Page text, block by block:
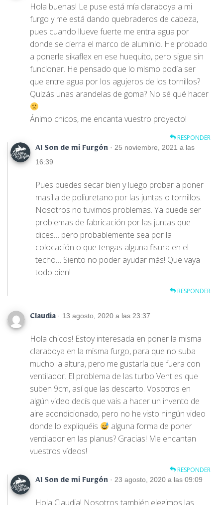
Hola buenas! Le puse está mía claraboya a mi
furgo y me está dando quebraderos de cabeza,
pues cuando llueve fuerte me entra agua por
donde se cierra el marco de aluminio. He probado
a ponerle sikaflex en ese huequito, pero sigue sin
funcionar. He pensado que lo mismo podía ser
que entre agua por los agujeros de los tornillos?
Quizás unas arandelas de goma? No sé qué hacer
Ánimo chicos, me encanta vuestro proyecto!
RESPONDER
Al Son de mi Furgón · 25 noviembre, 2021 a las
16:39
Pues puedes secar bien y luego probar a poner
masilla de poliuretano por las juntas o tornillos.
Nosotros no tuvimos problemas. Ya puede ser
problemas de fabricación por las juntas que
dices… pero probablemente sea por la
colocación o que tengas alguna fisura en el
techo… Siento no poder ayudar más! Que vaya
todo bien!
RESPONDER
Claudia · 13 agosto, 2020 a las 23:37
Hola chicos! Estoy interesada en poner la misma
claraboya en la misma furgo, para que no suba
mucho la altura, pero me gustaría que fuera con
ventilador. El problema de las turbo Vent es que
suben 9cm, así que las descarto. Vosotros en
algún video decís que vais a hacer un invento de
aire acondicionado, pero no he visto ningún video
donde lo expliquéis
alguna forma de poner
ventilador en las planus? Gracias! Me encantan
vuestros vídeos!
RESPONDER
Al Son de mi Furgón · 23 agosto, 2020 a las 09:09
Hola Claudia! Nosotros también elegimos las